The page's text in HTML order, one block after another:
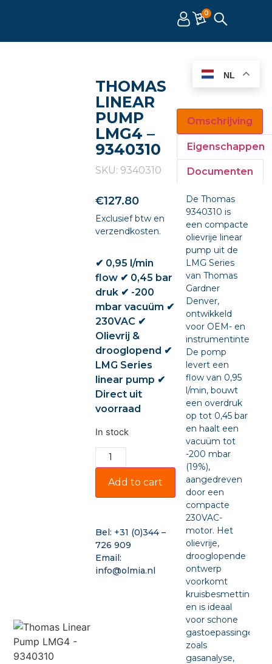
0
THOMAS
LINEAR
PUMP
LMG4 –
9340310
SKU: 9340310
€127.80
Exclusief btw en
verzendkosten.
✔ 0,95 l/min
flow ✔ 0,45 bar
druk ✔ -200
mbar vacuüm ✔
230VAC ✔
Olievrij &
drooglopend ✔
LMG Series
linear pump ✔
Direct uit
voorraad
In stock
Add to cart
Bel: +31 (0)344 –
726 909
Email:
info@olmia.nl
Omschrijving
Eigenschappen
Documenten
De Thomas
9340310 is
een compacte
olievrije linear
pump uit de
LMG Series
van Thomas
Gardner
Denver,
ontwikkeld
voor OEM- en
De pomp
levert een
flow van 0,95
l/min, bouwt
een overdruk
op tot 0,45 bar
en haalt een
vacuüm tot
-200 mbar
(19%),
aangedreven
door een
compacte
230VAC-
motor. Het
olievrije,
drooglopende
ontwerp
voorkomt
kruisbesmetting
en is ideaal
voor schone
gastoepassingen
zoals
gasanalyse,
NL